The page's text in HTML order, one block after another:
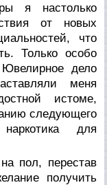
я настолько
от новых
что
Только особо
дело
меня
истоме,
следующего
для
пол, перестав
получить